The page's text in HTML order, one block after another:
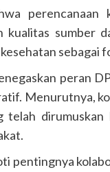
kualitas sumber
sebagai
peran
Menurutnya,
telah
pentingnya